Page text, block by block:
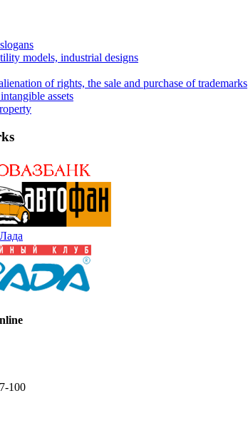
models, industrial designs
of rights, the sale and purchase of trademarks
assets
100